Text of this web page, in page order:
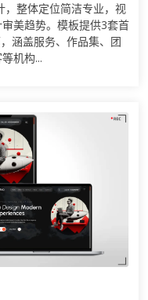
，整体定位简洁专业，视
美趋势。模板提供3套首
涵盖服务、作品集、团
机构...